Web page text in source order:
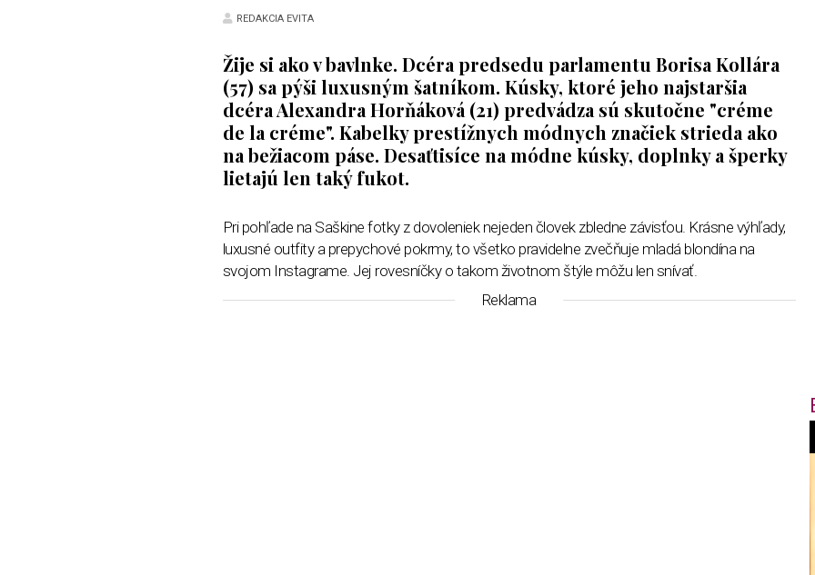
REDAKCIA EVITA
Žije si ako v bavlnke. Dcéra predsedu parlamentu Borisa Kollára
(57) sa pýši luxusným šatníkom. Kúsky, ktoré jeho najstaršia
dcéra Alexandra Horňáková (21) predvádza sú skutočne "créme
de la créme". Kabelky prestížnych módnych značiek strieda ako
na bežiacom páse. Desaťtisíce na módne kúsky, doplnky a šperky
lietajú len taký fukot.
Pri pohľade na Saškine fotky z dovoleniek nejeden človek zbledne závisťou. Krásne výhľady,
luxusné outfity a prepychové pokrmy, to všetko pravidelne zvečňuje mladá blondína na
svojom Instagrame. Jej rovesníčky o takom životnom štýle môžu len snívať.
Reklama
f